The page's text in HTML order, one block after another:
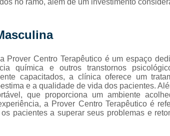
álcool
para
contra
drogas
para
alcoolismo
Prover Centro Terapêutico é um espaço
química e outros transtornos
capacitados, a clínica oferece um
e a qualidade de vida dos pacientes.
que proporciona um ambiente
a Prover Centro Terapêutico é
pacientes a superar seus problemas e